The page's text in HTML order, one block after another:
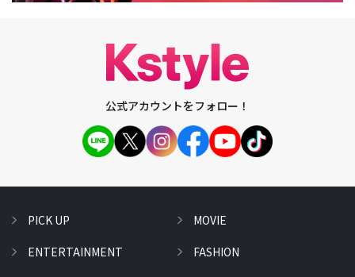
公式アカウントをフォロー！
PICK UP
ENTERTAINMENT
MOVIE
FASHION